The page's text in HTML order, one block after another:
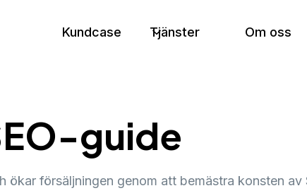
Kundcase Tjänster Om oss
guide
försäljningen genom att bemästra konsten